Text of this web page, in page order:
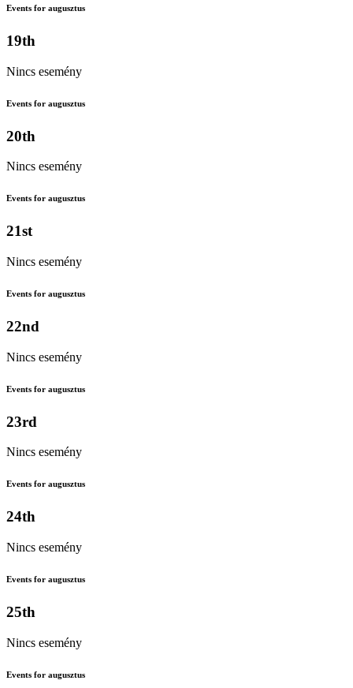
Events for augusztus
19th
Nincs esemény
Events for augusztus
20th
Nincs esemény
Events for augusztus
21st
Nincs esemény
Events for augusztus
22nd
Nincs esemény
Events for augusztus
23rd
Nincs esemény
Events for augusztus
24th
Nincs esemény
Events for augusztus
25th
Nincs esemény
Events for augusztus